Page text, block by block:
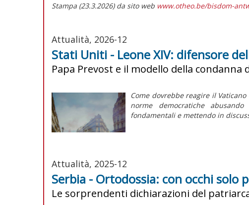
Stampa (23.3.2026) da sito web www.otheo.be/bisdom-
Attualità, 2026-12
Stati Uniti - Leone XIV: difensore
Papa Prevost e il modello della condanna
Come dovrebbe reagire il
norme democratiche
fondamentali e mettendo in
Attualità, 2025-12
Serbia - Ortodossia: con occhi solo
Le sorprendenti dichiarazioni del